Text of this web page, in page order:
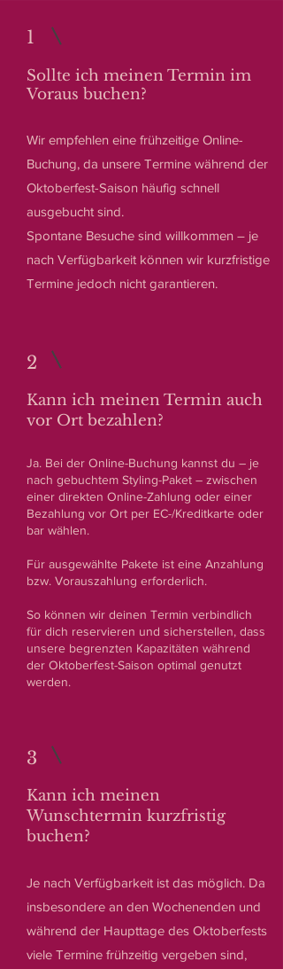
1
Sollte ich meinen Termin im
Voraus buchen?
Wir empfehlen eine frühzeitige Online-
Buchung, da unsere Termine während der
Oktoberfest-Saison häufig schnell
ausgebucht sind.
Spontane Besuche sind willkommen – je
nach Verfügbarkeit können wir kurzfristige
Termine jedoch nicht garantieren.
2
Kann ich meinen Termin auch
vor Ort bezahlen?
Ja. Bei der Online-Buchung kannst du – je
nach gebuchtem Styling-Paket – zwischen
einer direkten Online-Zahlung oder einer
Bezahlung vor Ort per EC-/Kreditkarte oder
bar wählen.
Für ausgewählte Pakete ist eine Anzahlung
bzw. Vorauszahlung erforderlich.
So können wir deinen Termin verbindlich
für dich reservieren und sicherstellen, dass
unsere begrenzten Kapazitäten während
der Oktoberfest-Saison optimal genutzt
werden.
3
Kann ich meinen
Wunschtermin kurzfristig
buchen?
Je nach Verfügbarkeit ist das möglich. Da
insbesondere an den Wochenenden und
während der Haupttage des Oktoberfests
viele Termine frühzeitig vergeben sind,